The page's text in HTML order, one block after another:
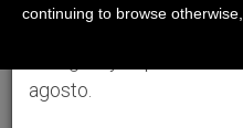
agosto.
continuing to browse